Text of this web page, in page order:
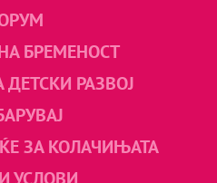
БРЕМЕНОСТ
РАЗВОЈ
ЗА КОЛАЧИЊАТА
УСЛОВИ